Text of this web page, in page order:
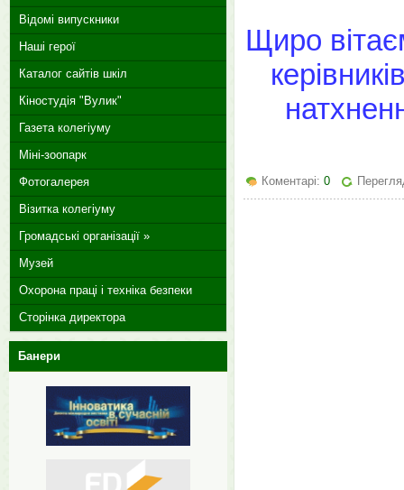
Щиро
Коментарі: 0
Відомі випускники
Наші герої
Каталог сайтів шкіл
Кіностудія "Вулик"
Газета колегіуму
Міні-зоопарк
Фотогалерея
Візитка колегіуму
Громадські організації »
Музей
Охорона праці і техніка безпеки
Сторінка директора
Банери